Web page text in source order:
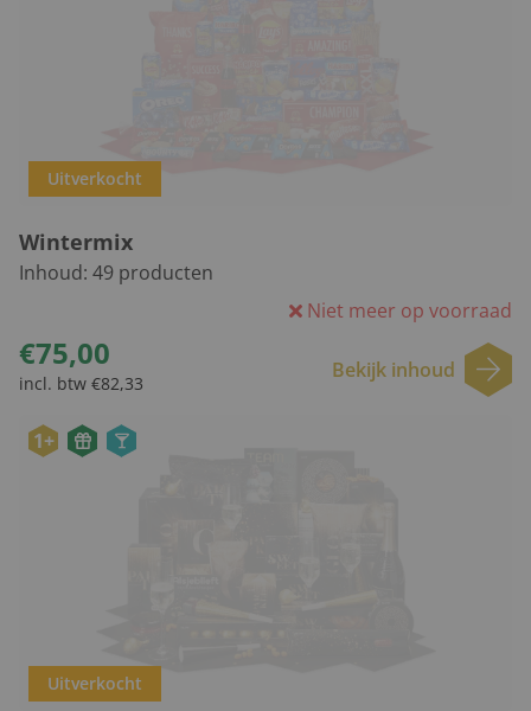
Uitverkocht
Wintermix
Inhoud: 49 producten
Niet meer op voorraad
€75,00
incl. btw €82,33
Bekijk inhoud
1+
Uitverkocht